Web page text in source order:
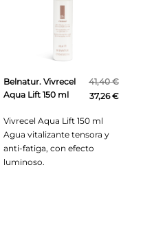
Belnatur. Vivrecel
Aqua Lift 150 ml
41,40 €
37,26 €
Vivrecel Aqua Lift 150 ml
Agua vitalizante tensora y
anti-fatiga, con efecto
luminoso.